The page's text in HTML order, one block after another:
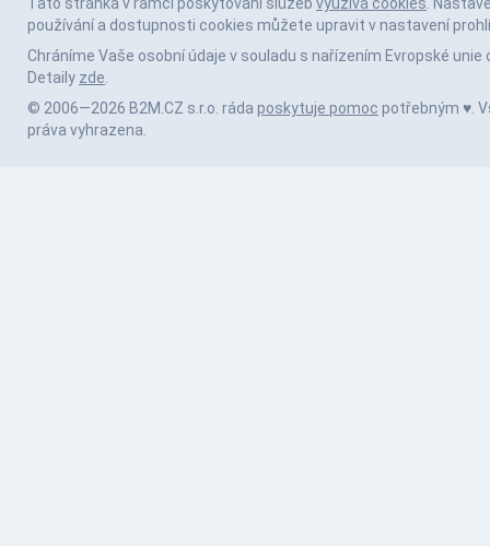
Tato stránka v rámci poskytování služeb využívá cookies.
používání a dostupnosti cookies můžete upravit v nastavení
Chráníme Vaše osobní údaje v souladu s nařízením Evropské unie
Detaily zde.
© 2006—2026 B2M.CZ s.r.o. ráda poskytuje pomoc potřebným ♥️.
práva vyhrazena.